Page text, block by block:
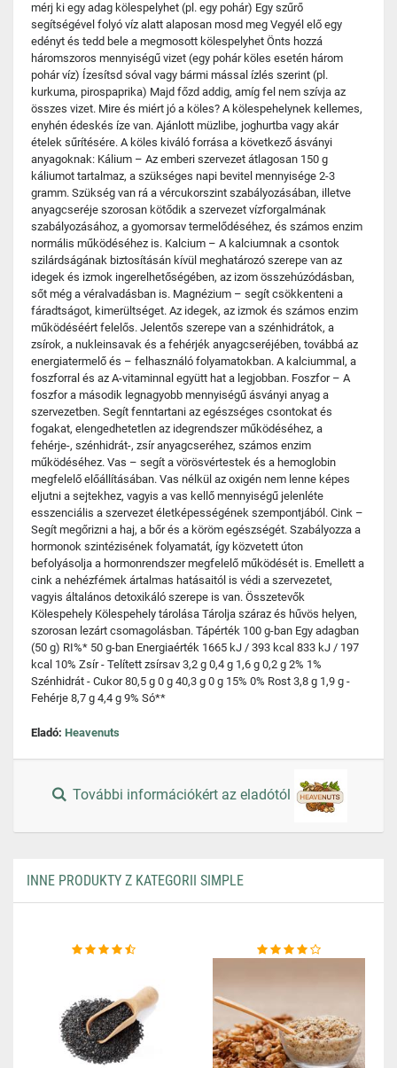
mérj ki egy adag kölespelyhet (pl. egy pohár) Egy szűrő
segítségével folyó víz alatt alaposan mosd meg Vegyél elő egy
edényt és tedd bele a megmosott kölespelyhet Önts hozzá
háromszoros mennyiségű vizet (egy pohár köles esetén három
pohár víz) Ízesítsd sóval vagy bármi mással ízlés szerint (pl.
kurkuma, pirospaprika) Majd főzd addig, amíg fel nem szívja az
összes vizet. Mire és miért jó a köles? A kölespehelynek kellemes,
enyhén édeskés íze van. Ajánlott müzlibe, joghurtba vagy akár
ételek sűrítésére. A köles kiváló forrása a következő ásványi
anyagoknak: Kálium – Az emberi szervezet átlagosan 150 g
káliumot tartalmaz, a szükséges napi bevitel mennyisége 2-3
gramm. Szükség van rá a vércukorszint szabályozásában, illetve
anyagcseréje szorosan kötődik a szervezet vízforgalmának
szabályozásához, a gyomorsav termelődéséhez, és számos enzim
normális működéséhez is. Kalcium – A kalciumnak a csontok
szilárdságának biztosításán kívül meghatározó szerepe van az
idegek és izmok ingerelhetőségében, az izom összehúzódásban,
sőt még a véralvadásban is. Magnézium – segít csökkenteni a
fáradtságot, kimerültséget. Az idegek, az izmok és számos enzim
működéséért felelős. Jelentős szerepe van a szénhidrátok, a
zsírok, a nukleinsavak és a fehérjék anyagcseréjében, továbbá az
energiatermelő és – felhasználó folyamatokban. A kalciummal, a
foszforral és az A-vitaminnal együtt hat a legjobban. Foszfor – A
foszfor a második legnagyobb mennyiségű ásványi anyag a
szervezetben. Segít fenntartani az egészséges csontokat és
fogakat, elengedhetetlen az idegrendszer működéséhez, a
fehérje-, szénhidrát-, zsír anyagcseréhez, számos enzim
működéséhez. Vas – segít a vörösvértestek és a hemoglobin
megfelelő előállításában. Vas nélkül az oxigén nem lenne képes
eljutni a sejtekhez, vagyis a vas kellő mennyiségű jelenléte
esszenciális a szervezet életképességének szempontjából. Cink –
Segít megőrizni a haj, a bőr és a köröm egészségét. Szabályozza a
hormonok szintézisének folyamatát, így közvetett úton
befolyásolja a hormonrendszer megfelelő működését is. Emellett a
cink a nehézfémek ártalmas hatásaitól is védi a szervezetet,
vagyis általános detoxikáló szerepe is van. Összetevők
Kölespehely Kölespehely tárolása Tárolja száraz és hűvös helyen,
szorosan lezárt csomagolásban. Tápérték 100 g-ban Egy adagban
(50 g) RI%* 50 g-ban Energiaérték 1665 kJ / 393 kcal 833 kJ / 197
kcal 10% Zsír - Telített zsírsav 3,2 g 0,4 g 1,6 g 0,2 g 2% 1%
Szénhidrát - Cukor 80,5 g 0 g 40,3 g 0 g 15% 0% Rost 3,8 g 1,9 g -
Fehérje 8,7 g 4,4 g 9% Só**
Eladó: Heavenuts
További információkért az eladótól
INNE PRODUKTY Z KATEGORII SIMPLE